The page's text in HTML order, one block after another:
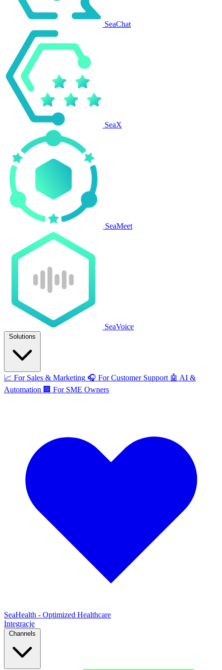
SeaChat
SeaX
SeaMeet
SeaVoice
Solutions
📈 For Sales & Marketing 🎧 For Customer Support 🤖 AI &
Automation 🏢 For SME Owners
SeaHealth - Optimized Healthcare
Integracje
Channels